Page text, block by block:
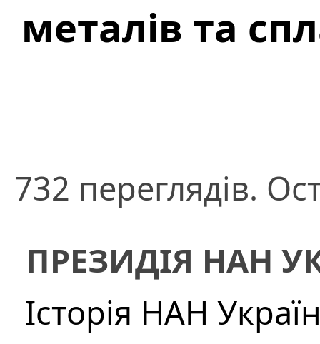
металів та
732 переглядів.
ПРЕЗИДІЯ НАН
Історія НАН